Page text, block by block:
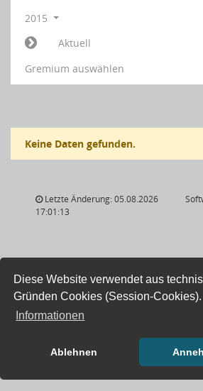
Diese Website verwendet aus
Gründen Cookies (Session-Cookies).
Informationen
Ablehnen
2015
Aktuell
Gremium auswählen
Keine Daten gefunden.
Letzte Änderung: 05.08.2026
17:01:13